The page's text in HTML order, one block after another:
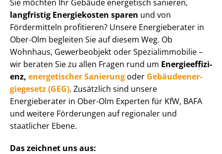
Sie möchten Ihr Gebäude energetisch sanieren,
langfristig Energiekosten sparen und von
Fördermitteln profitieren? Unsere Energieberater in
Ober-Olm begleiten Sie auf diesem Weg. Ob
Wohnhaus, Gewerbeobjekt oder Spe­zi­al­im­mo­bi­lie –
wir beraten Sie zu allen Fragen rund um En­er­gie­ef­fi­zi­
enz, energetischer Sanierung oder Ge­bäu­de­en­er­
gie­ge­setz (GEG). Zusätzlich sind unsere
Energieberater in Ober-Olm Experten für KfW, BAFA
und weitere Förderungen auf regionaler und
staatlicher Ebene.
Das zeichnet uns aus: